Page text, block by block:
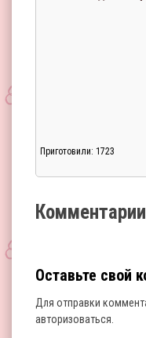
Приготовили: 1723
Оставьте свой
Для отправки
авторизоваться